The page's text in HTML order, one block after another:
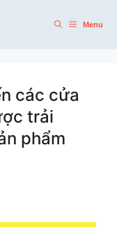
Menu
các cửa
trải
phẩm